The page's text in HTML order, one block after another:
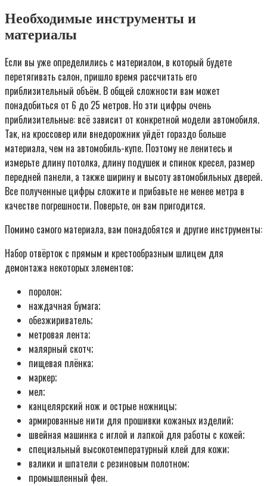
Необходимые инструменты и
материалы
Если вы уже определились с материалом, в который будете
перетягивать салон, пришло время рассчитать его
приблизительный объём. В общей сложности вам может
понадобиться от 6 до 25 метров. Но эти цифры очень
приблизительные: всё зависит от конкретной модели автомобиля.
Так, на кроссовер или внедорожник уйдёт гораздо больше
материала, чем на автомобиль-купе. Поэтому не ленитесь и
измерьте длину потолка, длину подушек и спинок кресел, размер
передней панели, а также ширину и высоту автомобильных дверей.
Все полученные цифры сложите и прибавьте не менее метра в
качестве погрешности. Поверьте, он вам пригодится.
Помимо самого материала, вам понадобятся и другие инструменты:
Набор отвёрток с прямым и крестообразным шлицем для
демонтажа некоторых элементов;
поролон;
наждачная бумага;
обезжириватель;
метровая лента;
малярный скотч;
пищевая плёнка;
маркер;
мел;
канцелярский нож и острые ножницы;
армированные нити для прошивки кожаных изделий;
швейная машинка с иглой и лапкой для работы с кожей;
специальный высокотемпературный клей для кожи;
валики и шпатели с резиновым полотном;
промышленный фен.